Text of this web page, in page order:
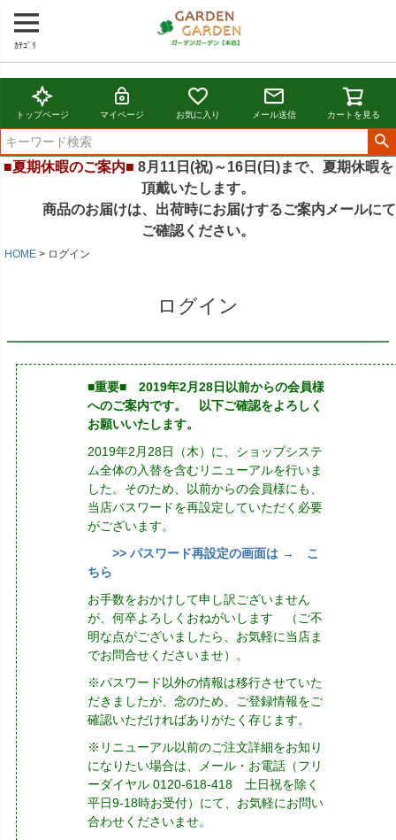
ｶﾃｺﾞﾘ
トップページ マイページ お気に入り メール送信 カートを見る
■夏期休暇のご案内■ 8月11日(祝)～16日(日)まで、夏期休暇を
頂戴いたします。
商品のお届けは、出荷時にお届けするご案内メールにて
ご確認ください。
HOME ログイン
ログイン
■重要■ 2019年2月28日以前からの会員様
へのご案内です。 以下ご確認をよろしく
お願いいたします。
2019年2月28日（木）に、ショップシステ
ム全体の入替を含むリニューアルを行いま
した。そのため、以前からの会員様にも、
当店パスワードを再設定していただく必要
がございます。
>> パスワード再設定の画面は → こ
ちら
お手数をおかけして申し訳ございません
が、何卒よろしくおねがいします （ご不
明な点がございましたら、お気軽に当店ま
でお問合せくださいませ）。
※パスワード以外の情報は移行させていた
だきましたが、念のため、ご登録情報をご
確認いただければありがたく存じます。
※リニューアル以前のご注文詳細をお知り
になりたい場合は、メール・お電話（フリ
ーダイヤル 0120-618-418 土日祝を除く
平日9-18時お受付）にて、お気軽にお問い
合わせくださいませ。